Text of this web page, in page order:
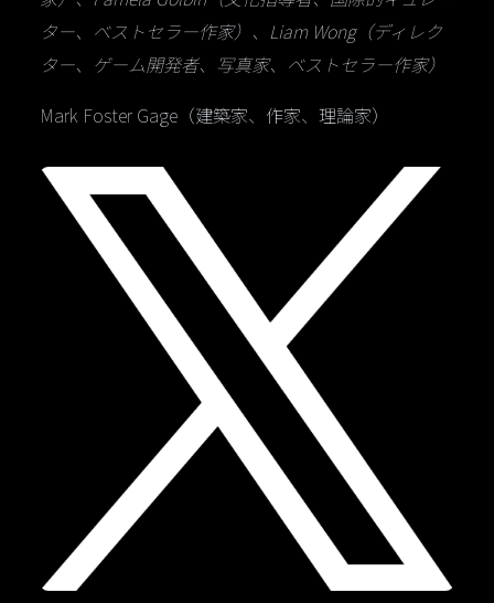
ター、ベストセラー作家）、Liam Wong（ディレク
ター、ゲーム開発者、写真家、ベストセラー作家）
Mark Foster Gage（建築家、作家、理論家）